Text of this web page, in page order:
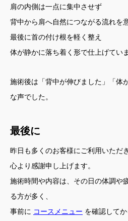
肩の内側は一点に集中させず
背中から肩へ自然につながる流れを意
最後に首の付け根を軽く整え
体が静かに落ち着く形で仕上げていま
施術後は「背中が伸びました」「体
な声でした。
最後に
昨日も多くのお客様にご利用いただき
心より感謝申し上げます。
施術時間や内容は、その日の体調や
る方が多く、
事前に コースメニュー を確認してか